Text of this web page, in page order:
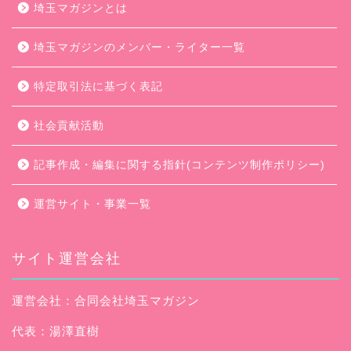
埼玉マガジンとは
埼玉マガジンのメンバー・ライター一覧
特定取引法に基づく表記
社会貢献活動
記事作成・編集に関する指針(コンテンツ制作ポリシー)
運営サイト・事業一覧
サイト運営会社
運営会社：合同会社埼玉マガジン
代表：湯澤直樹